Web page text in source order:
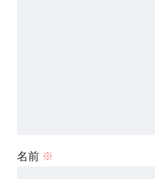
名前 ※